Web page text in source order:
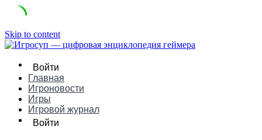
Skip to content
Войти
Главная
Игроновости
Игры
Игровой журнал
Войти